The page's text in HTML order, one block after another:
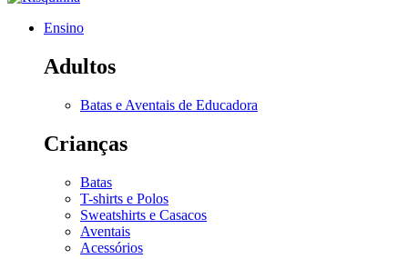
Ensino
Adultos
Batas e Aventais de Educadora
Crianças
Batas
T-shirts e Polos
Sweatshirts e Casacos
Aventais
Acessórios